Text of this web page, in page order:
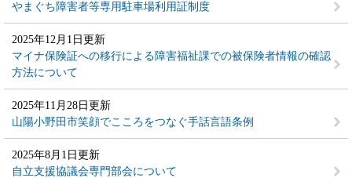
やまぐち障害者等専用駐車場利用証制度
2025年12月1日更新
マイナ保険証への移行による障害福祉課での被保険者情報の確認
方法について
2025年11月28日更新
山陽小野田市笑顔でこころをつなぐ手話言語条例
2025年8月1日更新
自立支援協議会専門部会について